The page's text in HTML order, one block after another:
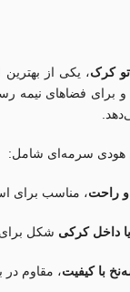
کرک، یکی از
فضاهای نیمه
هودی سرمه‌ای شامل:
راحت، مناسب برای
داخل کرکی شکل
با کیفیت، مقاوم